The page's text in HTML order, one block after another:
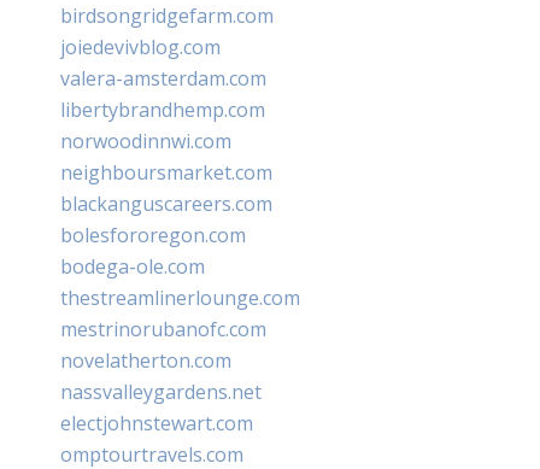
birdsongridgefarm.com
joiedevivblog.com
valera-amsterdam.com
libertybrandhemp.com
norwoodinnwi.com
neighboursmarket.com
blackanguscareers.com
bolesfororegon.com
bodega-ole.com
thestreamlinerlounge.com
mestrinorubanofc.com
novelatherton.com
nassvalleygardens.net
electjohnstewart.com
omptourtravels.com